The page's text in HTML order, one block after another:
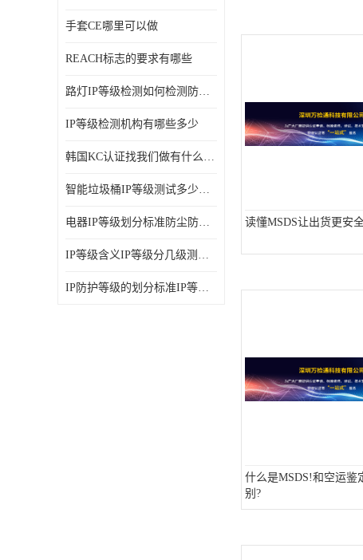
OHSAS18001体系认证
手套CE哪里可以做
REACH标志的要求有哪些
路灯IP等级检测如何检测防尘防水
IP等级检测机构有哪些多少
韩国KC认证找我们做有什么优势
智能垃圾桶IP等级测试多少钱要多久时间
电器IP等级划分标准防尘防尘IP等级测试报告
IP等级含义IP等级分几级测试容易过吗
IP防护等级的划分标准IP等级测试多少钱
读懂MSDS让出货更安
什么是MSDS!和空运鉴
别?